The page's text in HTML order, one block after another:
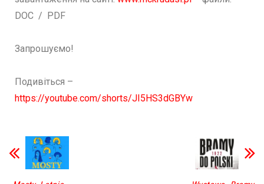
DOC / PDF
Запрошуємо!
Подивіться –
https://youtube.com/shorts/JI5HS3dGBYw